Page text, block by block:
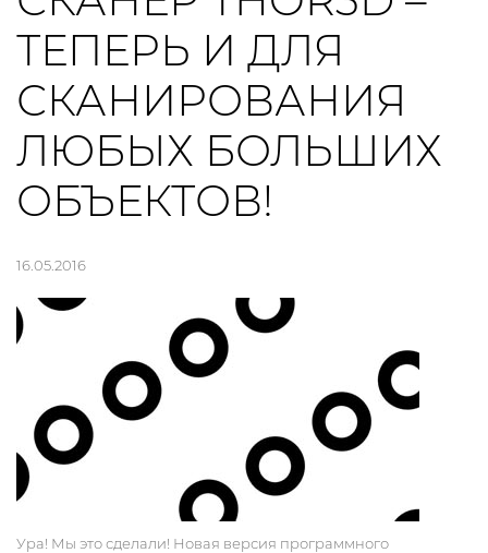
ТЕПЕРЬ И ДЛЯ
СКАНИРОВАНИЯ
ЛЮБЫХ БОЛЬШИХ
ОБЪЕКТОВ!
16.05.2016
Ура! Мы это сделали! Новая версия программного